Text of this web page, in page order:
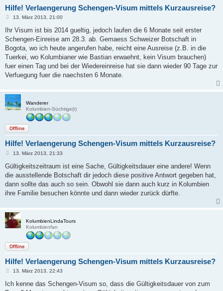
Hilfe! Verlaengerung Schengen-Visum mittels Kurzausreise?
B
i
r
a
g
13. März 2013, 21:00
Ihr Visum ist bis 2014 gueltig, jedoch laufen die 6 Monate seit erster
Schengen-Einreise am 28.3. ab. Gemaess Schweizer Botschaft in
Bogota, wo ich heute angerufen habe, reicht eine Ausreise (z.B. in die
Tuerkei, wo Kolumbianer wie Bastian erwaehnt, kein Visum brauchen)
fuer einen Tag und bei der Wiedereinreise hat sie dann wieder 90 Tage zur
Verfuegung fuer die naechsten 6 Monate.
Wanderer
Kolumbien-Süchtige(r)
Offline
Hilfe! Verlaengerung Schengen-Visum mittels Kurzausreise?
B
i
r
a
13. März 2013, 21:33
Gültigkeitszeitraum ist eine Sache, Gültigkeitsdauer eine andere! Wenn
die ausstellende Botschaft dir jedoch diese positive Antwort gegeben hat,
dann sollte das auch so sein. Obwohl sie dann auch kurz in Kolumbien
ihre Familie besuchen könnte und dann wieder zurück dürfte.
KolumbienLindaTours
Kolumbienfan
Offline
Hilfe! Verlaengerung Schengen-Visum mittels Kurzausreise?
B
i
13. März 2013, 22:43
Ich kenne das Schengen-Visum so, dass die Gültigkeitsdauer von zum